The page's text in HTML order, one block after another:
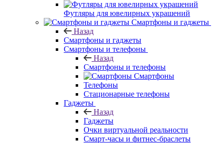
Футляры для ювелирных украшений
Смартфоны и гаджеты
Назад
Смартфоны и гаджеты
Смартфоны и телефоны
Назад
Смартфоны и телефоны
Смартфоны
Телефоны
Стационарные телефоны
Гаджеты
Назад
Гаджеты
Очки виртуальной реальности
Смарт-часы и фитнес-браслеты